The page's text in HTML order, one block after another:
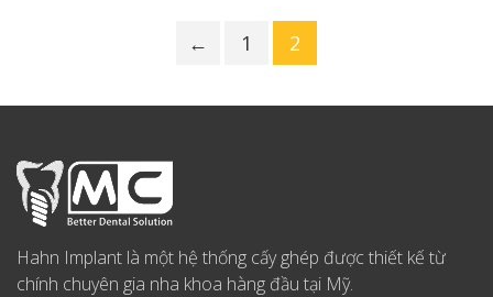
← 1 2
Hahn Implant là một hệ thống cấy ghép được thiết kế từ
chính chuyên gia nha khoa hàng đầu tại Mỹ.